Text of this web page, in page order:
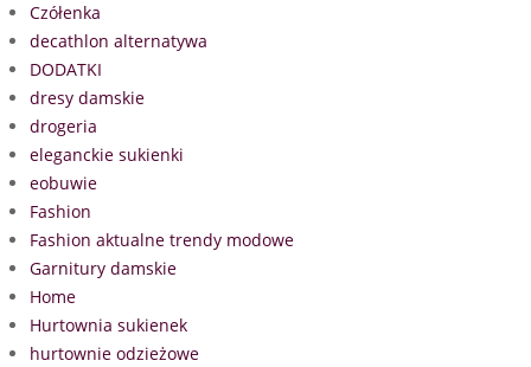
Czółenka
decathlon alternatywa
DODATKI
dresy damskie
drogeria
eleganckie sukienki
eobuwie
Fashion
Fashion aktualne trendy modowe
Garnitury damskie
Home
Hurtownia sukienek
hurtownie odzieżowe